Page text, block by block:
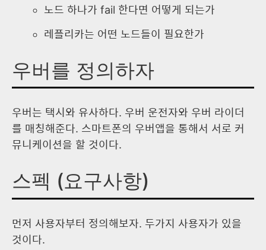
노드 하나가 fail 한다면 어떻게 되는가
레플리카는 어떤 노드들이 필요한가
우버를 정의하자
우버는 택시와 유사하다. 우버 운전자와 우버 라이더
를 매칭해준다. 스마트폰의 우버앱을 통해서 서로 커
뮤니케이션을 할 것이다.
스펙 (요구사항)
먼저 사용자부터 정의해보자. 두가지 사용자가 있을
것이다.